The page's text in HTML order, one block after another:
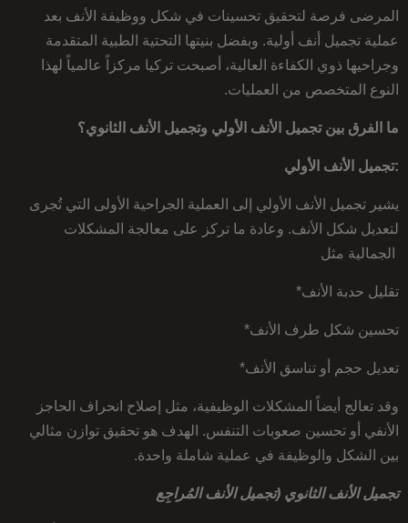
المرضى فرصة لتحقيق تحسينات في شكل ووظيفة الأنف بعد
عملية تجميل أنف أولية. وبفضل بنيتها التحتية الطبية المتقدمة
وجراحيها ذوي الكفاءة العالية، أصبحت تركيا مركزاً عالمياً لهذا
النوع المتخصص من العمليات.
ما الفرق بين تجميل الأنف الأولي وتجميل الأنف الثانوي؟
:تجميل الأنف الأولي
يشير تجميل الأنف الأولي إلى العملية الجراحية الأولى التي تُجرى
لتعديل شكل الأنف. وعادة ما تركز على معالجة المشكلات
الجمالية مثل
تقليل حدبة الأنف*
تحسين شكل طرف الأنف*
تعديل حجم أو تناسق الأنف*
وقد تعالج أيضاً المشكلات الوظيفية، مثل إصلاح انحراف الحاجز
الأنفي أو تحسين صعوبات التنفس. الهدف هو تحقيق توازن مثالي
بين الشكل والوظيفة في عملية شاملة واحدة.
تجميل الأنف الثانوي (تجميل الأنف المُراجِع